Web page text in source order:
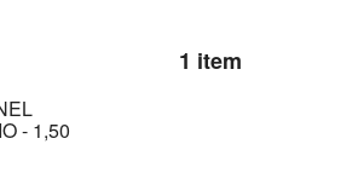
1 item